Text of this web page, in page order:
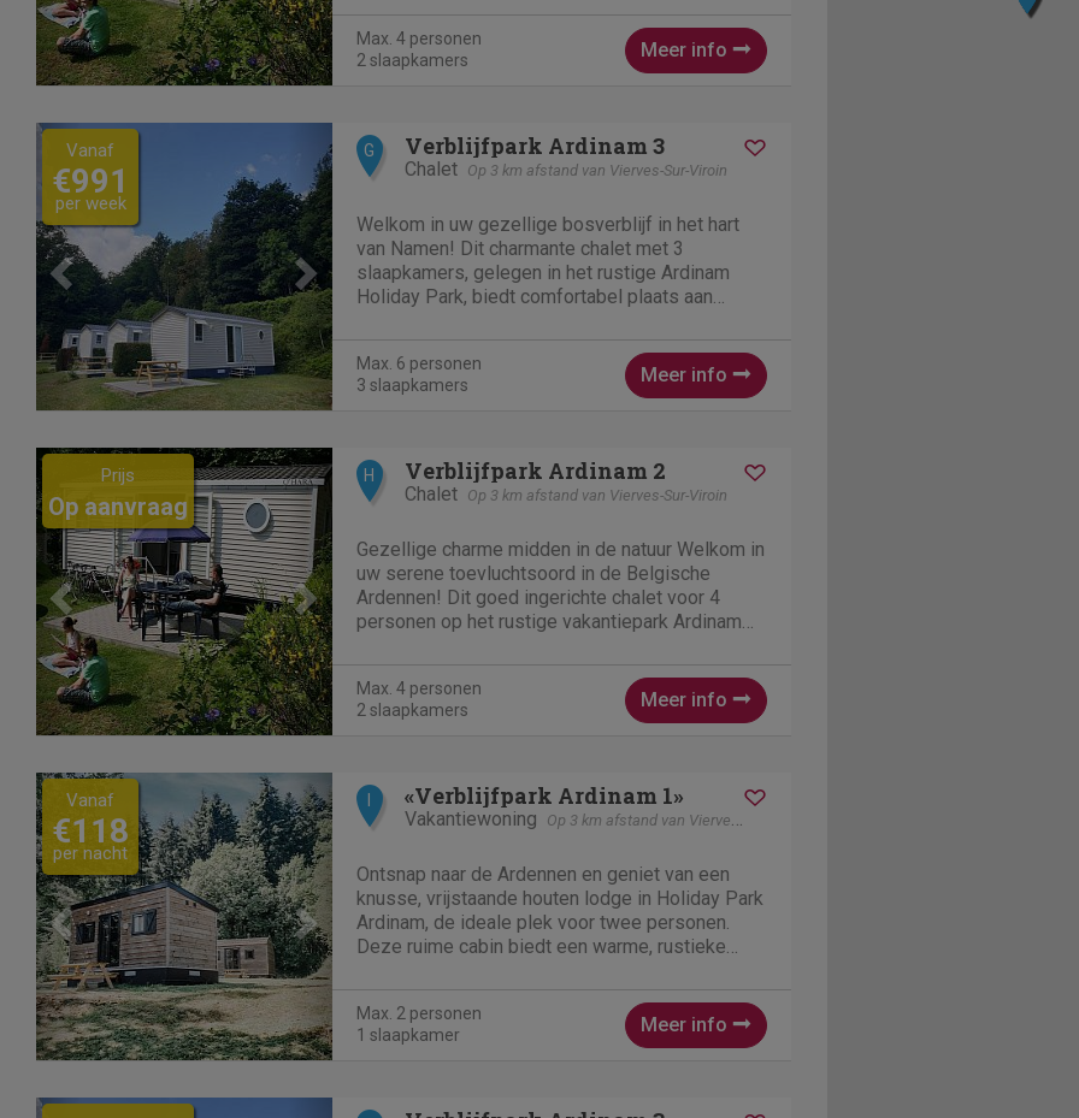
een volledig...
Max. 4 personen
2 slaapkamers
Meer info
Previous Next
Vanaf
€991
per week
G Verblijfpark Ardinam 3
Chalet Op 3 km afstand van Vierves-Sur-Viroin
Welkom in uw gezellige bosverblijf in het hart
van Namen! Dit charmante chalet met 3
slaapkamers, gelegen in het rustige Ardinam
Holiday Park, biedt comfortabel plaats aan
uitgeruste open keuken (magnetron,...
Max. 6 personen
3 slaapkamers
Meer info
Previous Next
Prijs
Op aanvraag
H Verblijfpark Ardinam 2
Chalet Op 3 km afstand van Vierves-Sur-Viroin
Gezellige charme midden in de natuur Welkom in
uw serene toevluchtsoord in de Belgische
Ardennen! Dit goed ingerichte chalet voor 4
personen op het rustige vakantiepark Ardinam
woonkamer met digitale tv, een volledig...
Max. 4 personen
2 slaapkamers
Meer info
Previous Next
Vanaf
€118
per nacht
«Verblijfpark Ardinam 1»
Vakantiewoning Op 3 km afstand van Vierves-Sur-Viroin
Ontsnap naar de Ardennen en geniet van een
knusse, vrijstaande houten lodge in Holiday Park
Ardinam, de ideale plek voor twee personen.
Deze ruime cabin biedt een warme, rustieke
rustige solo vakantie. Binnen...
Max. 2 personen
1 slaapkamer
Meer info